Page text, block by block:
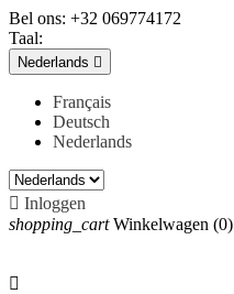
Bel ons: +32 069774172
Taal:
Nederlands 
Français
Deutsch
Nederlands
 Inloggen
shopping_cart Winkelwagen (0)
